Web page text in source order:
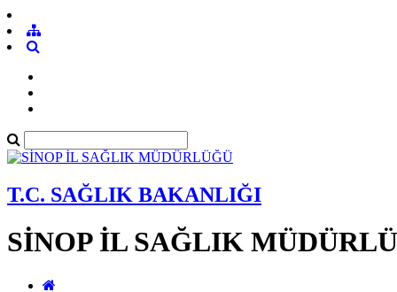
T.C. SAĞLIK BAKANLIĞI
SİNOP İL SAĞLIK